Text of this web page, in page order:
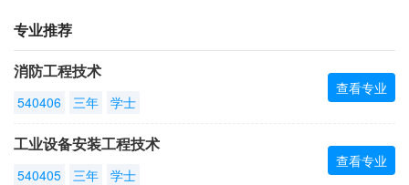
专业推荐
消防工程技术
540406 三年 学士
查看专业
工业设备安装工程技术
540405 三年 学士
查看专业